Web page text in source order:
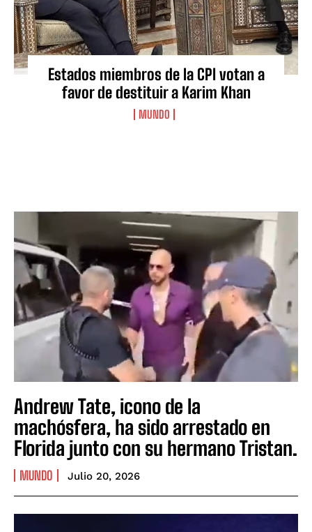
Estados miembros de la CPI votan a
favor de destituir a Karim Khan
MUNDO
Andrew Tate, icono de la
machósfera, ha sido arrestado en
Florida junto con su hermano Tristan.
MUNDO Julio 20, 2026